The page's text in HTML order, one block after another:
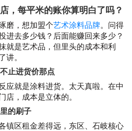
，每平米的账你算明白了吗？
磨，想加盟个艺术涂料品牌。问得
进去多少钱？后面能赚回来多少？
就是艺术品，但里头的成本和利
讲。
止进货价那点
应就是涂料进货。太天真啦。在中
店，成本是立体的。
的刷子
镇区租金差得远，东区、石岐核心